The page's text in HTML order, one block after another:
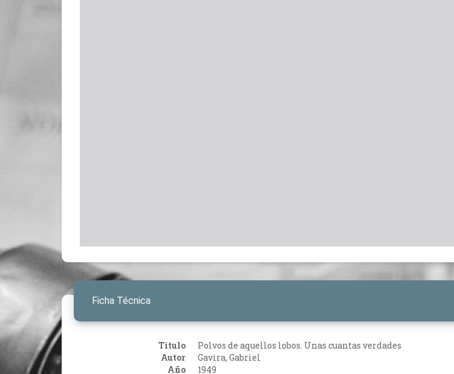
Ficha Técnica
Título
Polvos de aquellos lobos. Unas cuantas verdades
Autor
Gavira, Gabriel
Año
1949